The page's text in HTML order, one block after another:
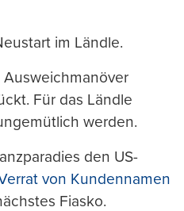
im Ländle.
Für das Ländle
werden.
den US-
von Kundennamen
Fiasko.